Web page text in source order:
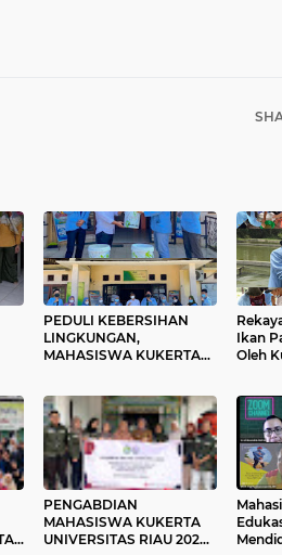
PEDULI KEBERSIHAN
LINGKUNGAN,
MAHASISWA KUKERTA
SAMPAH UNTUK DESA
SARI MULYA
Ikan
Oleh
PENGABDIAN
MAHASISWA KUKERTA
UNIVERSITAS RIAU 2022